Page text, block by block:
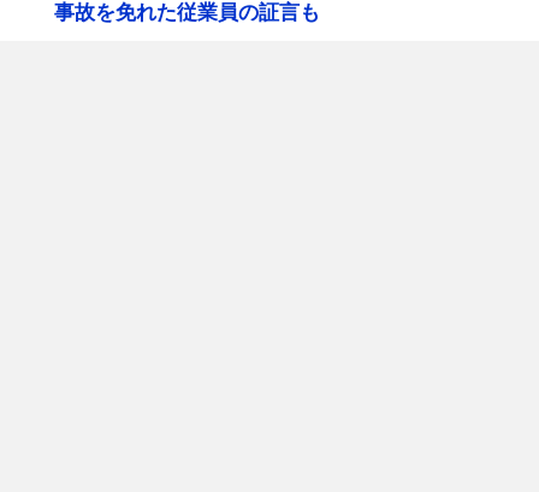
事故を免れた従業員の証言も